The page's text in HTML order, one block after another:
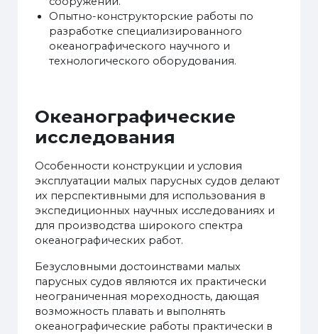
Опытно-конструкторские работы по
разработке специализированного
океанографического научного и
технологического оборудования.
Океанографические
исследования
Особенности конструкции и условия
эксплуатации малых парусных судов делают
их перспективными для использования в
экспедиционных научных исследованиях и
для производства широкого спектра
океанографических работ.
Безусловными достоинствами малых
парусных судов являются их практически
неограниченная мореходность, дающая
возможность плавать и выполнять
океанографические работы практически в